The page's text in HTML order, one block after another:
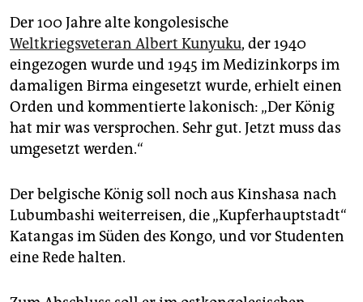
Der 100 Jahre alte kongolesische
Weltkriegsveteran Albert Kunyuku, der 1940
eingezogen wurde und 1945 im Medizinkorps im
damaligen Birma eingesetzt wurde, erhielt einen
Orden und kommentierte lakonisch: „Der König
hat mir was versprochen. Sehr gut. Jetzt muss das
umgesetzt werden.“
Der belgische König soll noch aus Kinshasa nach
Lubumbashi weiterreisen, die „Kupferhauptstadt“
Katangas im Süden des Kongo, und vor Studenten
eine Rede halten.